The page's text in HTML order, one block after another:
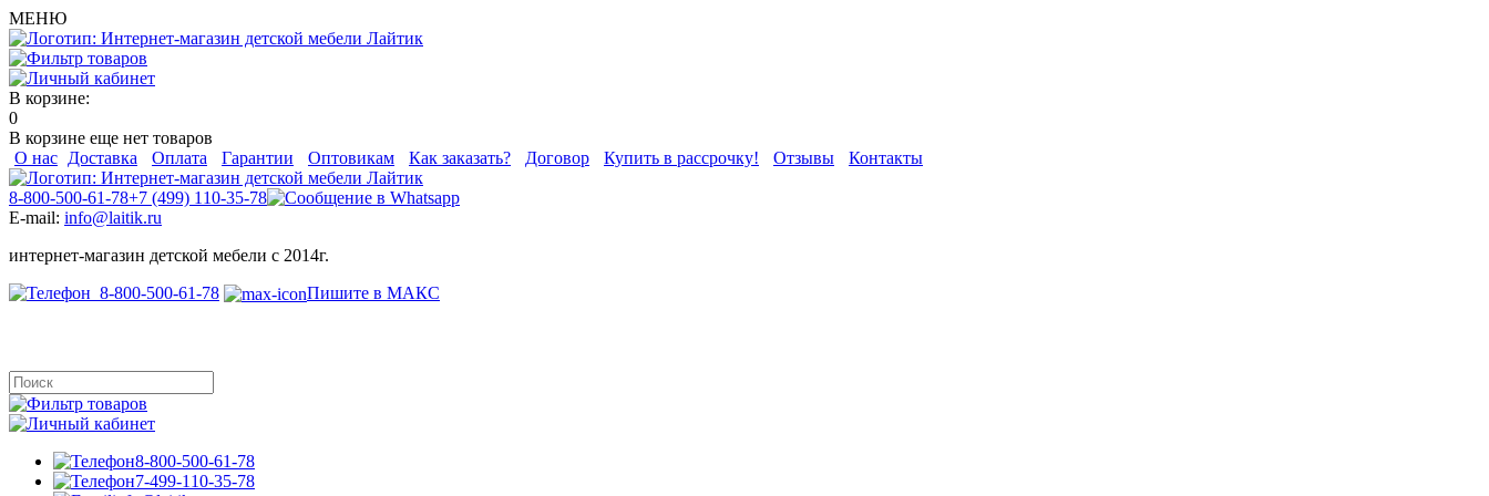
МЕНЮ
В корзине:
0
В корзине еще нет товаров
О нас Доставка Оплата Гарантии Оптовикам Как заказать? Договор Купить в рассрочку! Отзывы Контакты
8-800-500-61-78+7 (499) 110-35-78
E-mail: info@laitik.ru
интернет-магазин детской мебели с 2014г.
8-800-500-61-78
Пишите в МАКС
8-800-500-61-78
7-499-110-35-78